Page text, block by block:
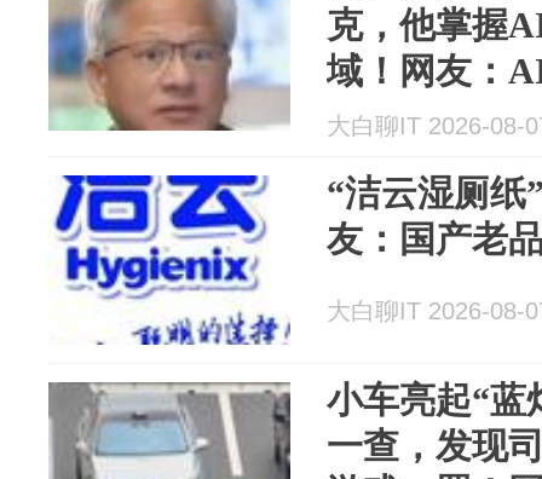
克，他掌握
域！网友：
家老黄
大白聊IT 2026-08-
“洁云湿厕纸
友：国产老
大白聊IT 2026-08-
小车亮起“蓝
一查，发现